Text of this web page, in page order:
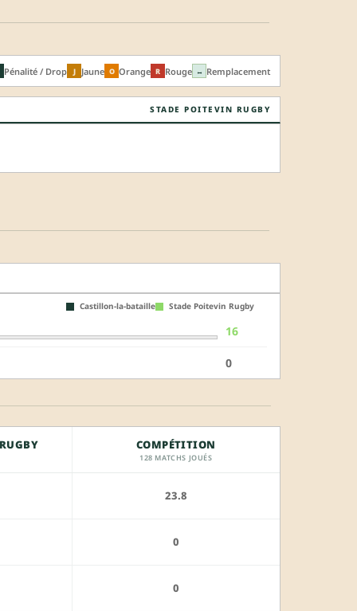
Pénalité / Drop J Jaune O Orange R Rouge ↔ Remplacement
STADE POITEVIN RUGBY
Castillon-la-bataille Stade Poitevin Rugby
16
0
COMPÉTITION
128 MATCHS JOUÉS
23.8
0
0